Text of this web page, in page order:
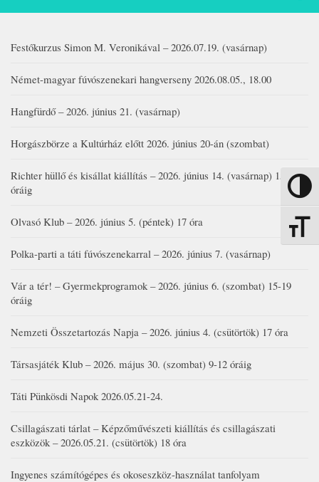
Nagy
Festőkurzus Simon M. Veronikával – 2026.07.19. (vasárnap)
Német-magyar fúvószenekari hangverseny 2026.08.05., 18.00
Hangfürdő – 2026. június 21. (vasárnap)
Horgászbörze a Kultúrház előtt 2026. június 20-án (szombat)
Richter hüllő és kisállat kiállítás – 2026. június 14. (vasárnap) 15-17
óráig
Olvasó Klub – 2026. június 5. (péntek) 17 óra
Polka-parti a táti fúvószenekarral – 2026. június 7. (vasárnap)
Vár a tér! – Gyermekprogramok – 2026. június 6. (szombat) 15-19
óráig
Nemzeti Összetartozás Napja – 2026. június 4. (csütörtök) 17 óra
Társasjáték Klub – 2026. május 30. (szombat) 9-12 óráig
Táti Pünkösdi Napok 2026.05.21-24.
Csillagászati tárlat – Képzőművészeti kiállítás és csillagászati
eszközök – 2026.05.21. (csütörtök) 18 óra
Ingyenes számítógépes és okoseszköz-használat tanfolyam